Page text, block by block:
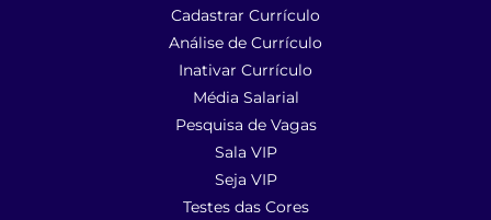
Cadastrar Currículo
Análise de Currículo
Inativar Currículo
Média Salarial
Pesquisa de Vagas
Sala VIP
Seja VIP
Testes das Cores